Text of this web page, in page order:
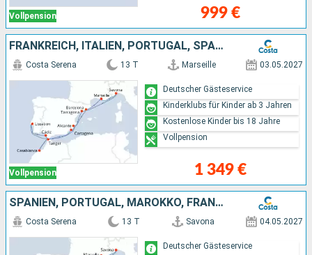
Vollpension 999 €
FRANKREICH, ITALIEN, PORTUGAL, SPANIEN, MAROKKO
Vollpension
Costa Serena 13 T Marseille 03.05.2027
1 349 €
Deutscher Gästeservice
Kinderklubs für Kinder ab 3 Jahren
Kostenlose Kinder bis 18 Jahre
Vollpension
SPANIEN, PORTUGAL, MAROKKO, FRANKREICH, ITALIEN
Costa Serena 13 T Savona 04.05.2027
Deutscher Gästeservice